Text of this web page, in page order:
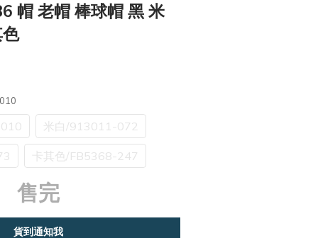
帽 老帽 棒球帽 黑 米
米白/913011-072
卡其色/FB5368-247
售完
貨到通知我